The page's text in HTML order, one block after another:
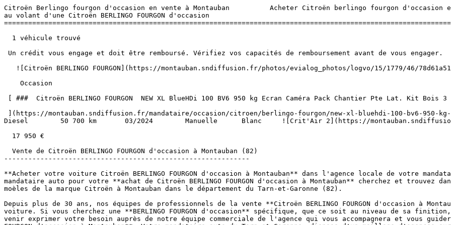
Citroën Berlingo fourgon d'occasion en vente à Montauban          Acheter Citroën berlingo fourgon d'occasion en vente à Montauban chez votre mandataire et repartez au volant d'une Citroën BERLINGO FOURGON d'occasion 
========================================================================================================================================================

  1 véhicule trouvé

 Un crédit vous engage et doit être remboursé. Vérifiez vos capacités de remboursement avant de vous engager. 

   ![Citroën BERLINGO FOURGON](https://montauban.sndiffusion.fr/photos/evialog_photos/logvo/15/1779/46/78d61a51-2408-47dc-a8ab-5033260e1ef9.jpeg?w=600) 

    Occasion    

 [ ###  Citroën BERLINGO FOURGON  NEW XL BlueHDi 100 BV6 950 kg Ecran Caméra Pack Chantier Pte Lat. Kit Bois 3 PL  

 ](https://montauban.sndiffusion.fr/mandataire/occasion/citroen/berlingo-fourgon/new-xl-bluehdi-100-bv6-950-kg-ecran-camera-pack-chantier-pte-lat-kit-bois-3-pl-927)     Diesel        50 700 km       03/2024        Manuelle      Blanc     ![Crit'Air 2](https://montauban.sndiffusion.fr/images/critair/vignette-critair-2.png) Crit'Air 2   

  17 950 €

  Vente de Citroën BERLINGO FOURGON d'occasion à Montauban (82)
-------------------------------------------------------------

**Acheter votre voiture Citroën BERLINGO FOURGON d'occasion à Montauban** dans l'agence locale de votre mandataire Citroën. Profitez de tous les avantages d’un mandataire auto pour votre **achat de Citroën BERLINGO FOURGON d'occasion à Montauban** cherchez et trouvez dans notre large stock votre prochain véhicule parmi les moèles de la marque Citroën à Montauban dans le département du Tarn-et-Garonne (82).

Depuis plus de 30 ans, nos équipes de professionnels de la vente **Citroën BERLINGO FOURGON d'occasion à Montauban** vous conseillent dans le cadre de votre achat de voiture. Si vous cherchez une **BERLINGO FOURGON d'occasion** spécifique, que ce soit au niveau de sa finition, de la version, des options proposées, n'hésitez pas à venir exprimer votre besoin auprès de notre équipe commerciale de l'agence qui vous accompagnera et vous guidera dans votre choix pour l'achat de **Citroën BERLINGO FOURGON d'occasion à Montauban**. Votre mandataire auto du Tarn-et-Garonne, dispose d'un maillage d'agences sur l'ensemble de la région Occitanie ce qui permet à nos clients d'avoir un stock de plus de 1 500 voitures en vente, vous trouverez très certainement la **Citroën BERLINGO FOURGON d'occasion à Montauban** que vous recherchez.

Acheter une Citroën BERLINGO FOURGON d'occasion à Montauban dans le Tarn-et-Garonne
-----------------------------------------------------------------------------------

Votre mandataire Citroën à Montauban, commercialise l'ensemble des modèles de la marque Citroën quelque soit la version finition. Ainsi pour **acheter une Citroën BERLINGO FOURGON d'occasion à Montauban** ou dans les alentour, cherchez et trouver votre prochain véhicule parmi les BERLINGO FOURGON en vente  à Castelsarrasin, BERLINGO FOURGON  à Caussade, **acheter Citroën BERLINGO FOURGON  à Moissac, voiture Citroën à  à Nègrepelisse**,  Valence d’Agen ou une BERLINGO FOURGON , , ...

Votre mandataire Citroën à Montauban vous propose à la vente le plus grand choix de BERLINGO FOURGON dans le Tarn-et-Garonne (82). Parmi toutes les voitures en vente, retrouvez des **BERLINGO FOURGON diesel à Montauban**, des véhicules électriques, des **Citroën BERLINGO FOURGON en boite auto dans le Tarn-et-Garonne (82)** ou en boite manuelle... Dans notre stock de voiture vous trouverez une **Citroën BERLINGO FOURGON d'occasion à Montauban** quelque soit les options, la version, la finition ou la couleur.

Acheter Une Citroën BERLINGO FOURGON d'occasion à Montauban au meilleur prix !
------------------------------------------------------------------------------

Les Citroën BERLINGO FOURGON d'occasion incarnent fiabilité, robustesse et performance, trois qualités essentielles qui définissent ces véhicules. Ce modèle, proposé par le constructeur Citroën avec un souci marqué pour le confort et une tenue de route exemplaire, offre une expérience de conduite sûre et agréable. Si vous souhaitez acquérir une **Citroën BERLINGO FOURGON d'occasion à Montauban**, nos mandataires automobiles sont à votre disposition pour vous accueillir en agence. Ils se feront un plaisir de vous présenter le véhicule BERLINGO FOURGON de votre choix et de vous proposer un essai sur route de votre BERLINGO FOURGON d'occasion afin que vous puissiez évaluer par vous-même ses performances.

Toutes les **BERLINGO FOURGON d'occasion** disponibles dans notre agence à **Montauban** ont été méticuleusement révisées par nos experts afin de garantir une qualité irréprochable de nos **Citroën BERLINGO FOURGON d'occasion à Montauban**. De plus, ces véhicules sont couverts par une garantie qui vous assure une tranquillité d'esprit totale après l'achat. Pour faciliter votre acquisition, nous proposons des solutions de financement adaptées à votre situation, rendant ainsi la possession de l'une de ces voitures à la fois accessible et avantageuse.

Forts de plus de 30 ans d'expertise dans le domaine du courtage automobile, les professionnels de notre agence locale mettent leur savoir-faire à votre service pour vous guider à chaque étape de votre achat de **Citroën BERLINGO FOURGON d'occasion à Montauban**. Que vous ayez besoin d'un conseil sur les caractéristiques des modèles disponibles, d'informations sur nos services, ou d'une orientation quant à votre choix, nous sommes là pour vous accompagner avec compétence et bienveillance. Nous nous engageons à vous proposer une **Citroën BERLINGO FOURGON d'occasion** au meilleur rapport qualité-prix, tout en répondant à vos attentes spécifiques.

La Citroën BERLINGO FOURGON d'occasion en tant que véhicule polyvalent, séduit par son design moderne et dynamique, qui reflète à la fois élégance et robustesse. Elle s'adapte idéalement aux trajets quotidiens ainsi qu'aux escapades plus longues, offrant un espace intérieur optimisé pour le confort des passagers et le rangement. Ses motorisations efficientes assurent une conduite performante et respectueuse de l'environnement.

Nous savons combien l'**achat d'une BERLINGO FOURGON d'occasion disponibles dans notre agence à Montauban** est une décision importante, c'est pourquoi nous mettons un point d'honneur à offrir un service irréprochable. N'attendez plus pour découvrir notre gamme de BERLINGO FOURGON d'occasion et saisir l'opportunité d'acquérir un véhicule qui combine fiabilité, modernité et excellence mécanique. Rendez-vous dans notre agence locale et laissez-nous vous